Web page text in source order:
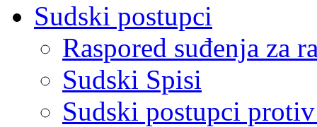
Sudski postupci
Raspored suđenja za
Sudski Spisi
Sudski postupci